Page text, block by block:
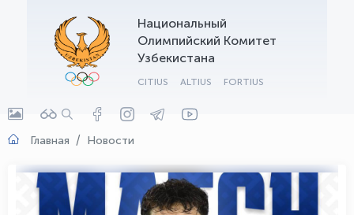
Национальный
Олимпийский Комитет
Узбекистана
CITIUS ALTIUS FORTIUS
Главная Новости
OLYMPCHIK AI - yordamchi
Онлайн · olympic.uz